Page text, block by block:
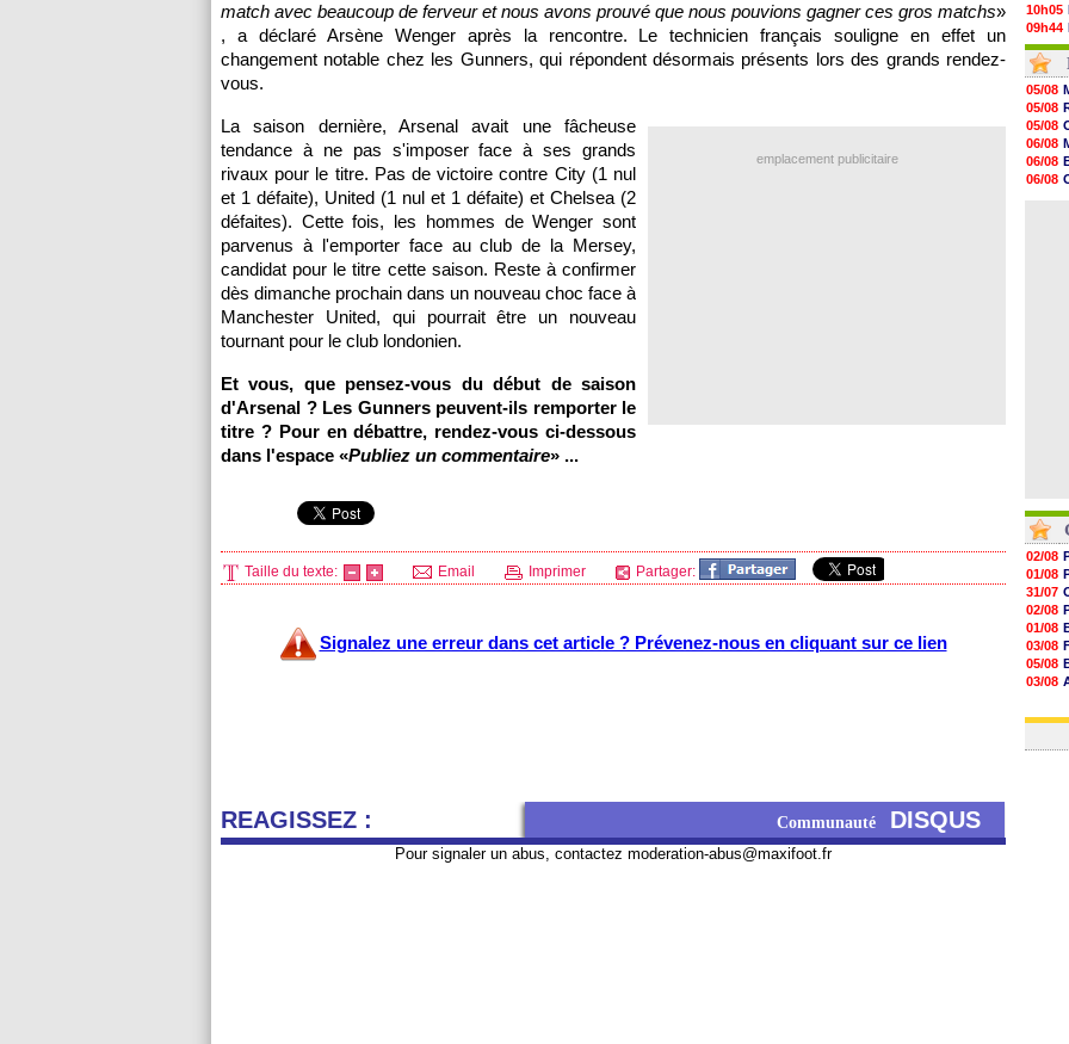
match avec beaucoup de ferveur et nous avons prouvé que nous pouvions gagner ces gros matchs»
, a déclaré Arsène Wenger après la rencontre. Le technicien français souligne en effet un
changement notable chez les Gunners, qui répondent désormais présents lors des grands rendez-
vous.
emplacement publicitaire
La saison dernière, Arsenal avait une fâcheuse
tendance à ne pas s'imposer face à ses grands
rivaux pour le titre. Pas de victoire contre City (1 nul
et 1 défaite), United (1 nul et 1 défaite) et Chelsea (2
défaites). Cette fois, les hommes de Wenger sont
parvenus à l'emporter face au club de la Mersey,
candidat pour le titre cette saison. Reste à confirmer
dès dimanche prochain dans un nouveau choc face à
Manchester United, qui pourrait être un nouveau
tournant pour le club londonien.
Et vous, que pensez-vous du début de saison
d'Arsenal ? Les Gunners peuvent-ils remporter le
titre ? Pour en débattre, rendez-vous ci-dessous
dans l'espace «Publiez un commentaire» ...
Taille du texte: Email Imprimer Partager:
Signalez une erreur dans cet article ? Prévenez-nous en cliquant sur ce lien
REAGISSEZ : Communauté DISQUS
Pour signaler un abus, contactez moderation-abus@maxifoot.fr
10h05
09h44
09h24
09h06
08h44
08h22
06/08
06/08
06/08
06/08
06/08
05/08
05/08
05/08
06/08
06/08
06/08
02/08
01/08
31/07
02/08
01/08
03/08
05/08
03/08
03/08